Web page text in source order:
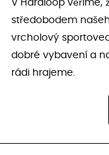
V Hardloop věříme,
středobodem
vrcholový
dobré vybavení a
rádi hrajeme.